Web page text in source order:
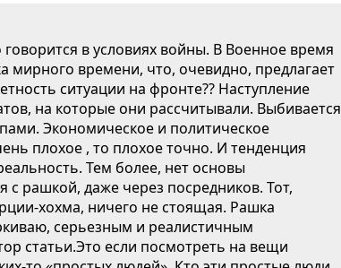
в условиях войны. В Военное время
мирного времени, что, очевидно, предлагает
ситуации на фронте?? Наступление
на которые они рассчитывали. Выбивается
Экономическое и политическое
плохое , то плохое точно. И тенденция
Тем более, нет основы
с рашкой, даже через посредников. Тот,
хохма, ничего не стоящая. Рашка
серьезным и реалистичным
статьи.Это если посмотреть на вещи